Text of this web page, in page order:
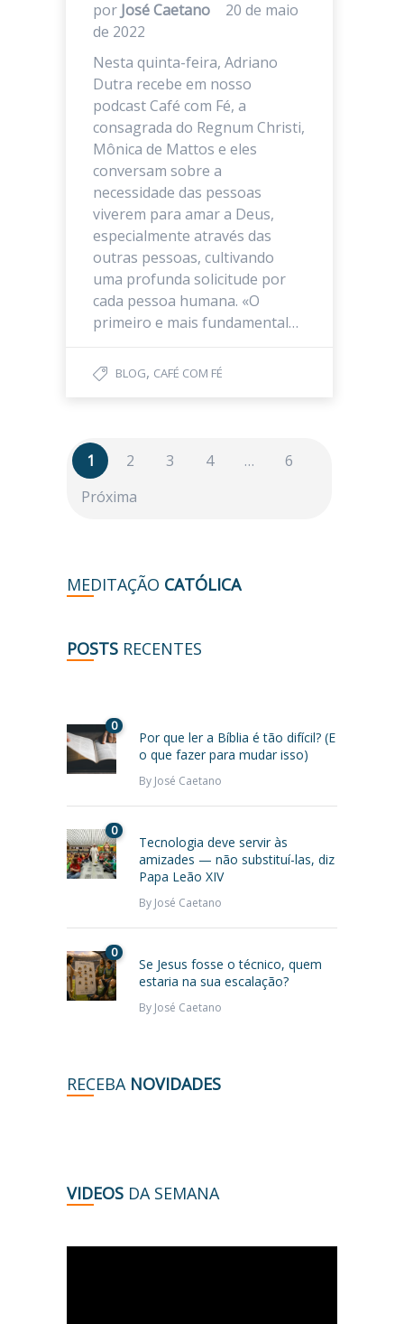
por José Caetano
20 de maio
de 2022
Nesta quinta-feira, Adriano
Dutra recebe em nosso
podcast Café com Fé, a
consagrada do Regnum Christi,
Mônica de Mattos e eles
conversam sobre a
necessidade das pessoas
viverem para amar a Deus,
especialmente através das
outras pessoas, cultivando
uma profunda solicitude por
cada pessoa humana. «O
primeiro e mais fundamental…
BLOG, CAFÉ COM FÉ
1 2 3 4 …
6
Próxima
MEDITAÇÃO CATÓLICA
POSTS RECENTES
0
Por que ler a Bíblia é tão difícil? (E
o que fazer para mudar isso)
By José Caetano
0
Tecnologia deve servir às
amizades — não substituí-las, diz
Papa Leão XIV
By José Caetano
0
Se Jesus fosse o técnico, quem
estaria na sua escalação?
By José Caetano
RECEBA NOVIDADES
VIDEOS DA SEMANA